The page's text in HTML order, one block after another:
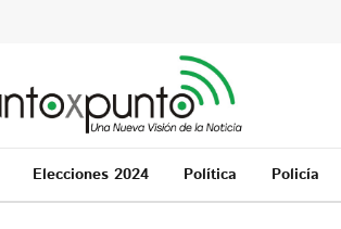
Elecciones 2024 Política Policía